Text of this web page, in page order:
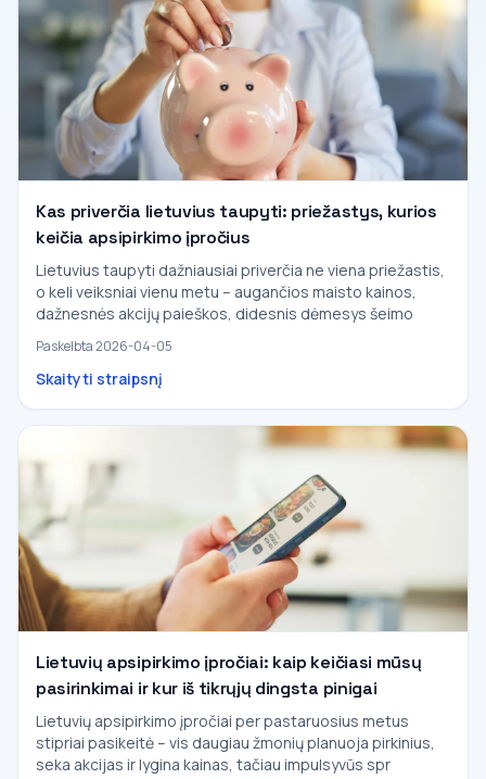
Kas priverčia lietuvius taupyti: priežastys, kurios
keičia apsipirkimo įpročius
Lietuvius taupyti dažniausiai priverčia ne viena priežastis,
o keli veiksniai vienu metu – augančios maisto kainos,
dažnesnės akcijų paieškos, didesnis dėmesys šeimo
Paskelbta 2026-04-05
Skaityti straipsnį
Lietuvių apsipirkimo įpročiai: kaip keičiasi mūsų
pasirinkimai ir kur iš tikrųjų dingsta pinigai
Lietuvių apsipirkimo įpročiai per pastaruosius metus
stipriai pasikeitė – vis daugiau žmonių planuoja pirkinius,
seka akcijas ir lygina kainas, tačiau impulsyvūs spr